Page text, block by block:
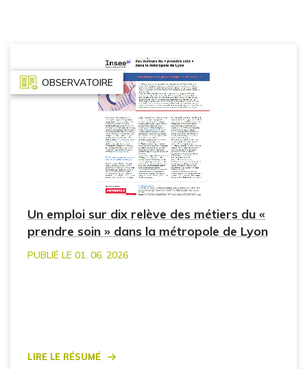
OBSERVATOIRE
Un emploi sur dix relève des métiers du «
prendre soin » dans la métropole de Lyon
PUBLIÉ LE 01. 06. 2026
Lire le résumé